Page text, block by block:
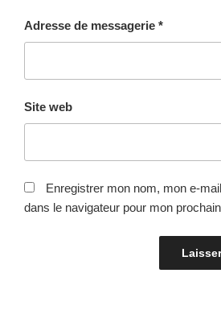
Adresse de messagerie *
Site web
Enregistrer mon nom, mon e-
dans le navigateur pour mon